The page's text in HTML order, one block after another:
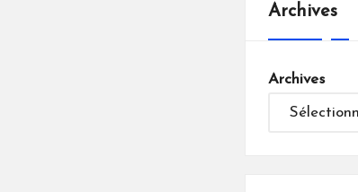
Archives
Archives